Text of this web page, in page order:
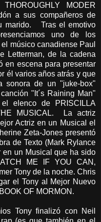
MODER
a sus compañeros de
marido. Tras el emotivo
uno de los
músico canadiense Paul
Letterman, de la cadena
en escena para presentar
él varios años atrás y que
sonora de un "juke-box"
"It´s Raining Man"
elenco de PRISCILLA
MUSICAL. La actriz
Actriz en un Musical el
Zeta-Jones presentó
de Texto (Mark Rylance
en un Musical que ha sido
ME IF YOU CAN,
Tony de la noche. Chris
el Tony al Mejor Nuevo
OF MORMON.
Tony finalizó con Neil